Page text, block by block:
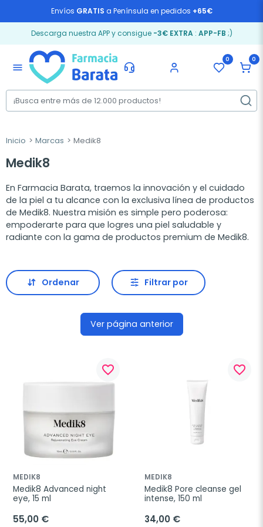
Envíos GRATIS a Península en pedidos +65€
Descarga nuestra APP y consigue -3€ EXTRA: APP-FB ;)
menu
0 0
Inicio Marcas Medik8
Medik8
En Farmacia Barata, traemos la innovación y el cuidado
de la piel a tu alcance con la exclusiva línea de productos
de Medik8. Nuestra misión es simple pero poderosa:
empoderarte para que logres una piel saludable y
radiante con la gama de productos premium de Medik8.
Ordenar Filtrar por
Ver página anterior
favorite_border
MEDIK8
Medik8 Advanced night
eye, 15 ml
55,00 €
favorite_border
MEDIK8
Medik8 Pore cleanse gel
intense, 150 ml
34,00 €